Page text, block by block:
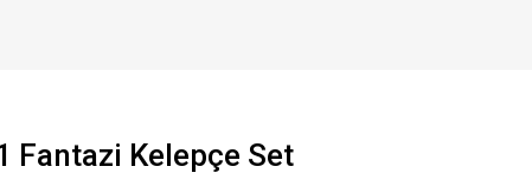
Fantazi Kelepçe Set